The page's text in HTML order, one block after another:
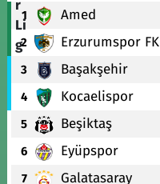
1 Amed
2 Erzurumspor FK
3 Başakşehir
4 Kocaelispor
5 Beşiktaş
6 Eyüpspor
7 Galatasaray